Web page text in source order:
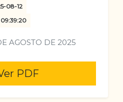
08-12
AGOSTO DE 2025
PDF